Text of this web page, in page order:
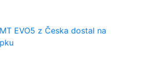
EVO5 z Česka dostal na